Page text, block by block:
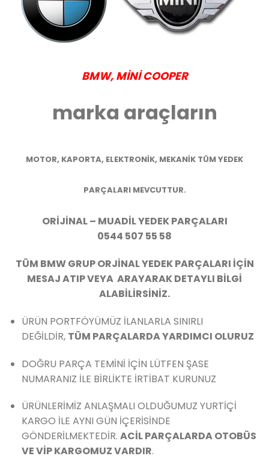
BMW, MİNİ COOPER
marka araçların
MOTOR, KAPORTA, ELEKTRONİK, MEKANİK TÜM YEDEK
PARÇALARI MEVCUTTUR.
ORİJİNAL – MUADİL YEDEK PARÇALARI
0544 507 55 58
TÜM BMW GRUP ORJİNAL YEDEK PARÇALARI İÇİN
MESAJ ATIP VEYA ARAYARAK DETAYLI BİLGİ
ALABİLİRSİNİZ.
ÜRÜN PORTFÖYÜMÜZ İLANLARLA SINIRLI
DEĞİLDİR, TÜM PARÇALARDA YARDIMCI OLURUZ
DOĞRU PARÇA TEMİNİ İÇİN LÜTFEN ŞASE
NUMARANIZ İLE BİRLİKTE İRTİBAT KURUNUZ
ÜRÜNLERİMİZ ANLAŞMALI OLDUĞUMUZ YURTİÇİ
KARGO İLE AYNI GÜN İÇERİSİNDE
GÖNDERİLMEKTEDİR. ACİL PARÇALARDA OTOBÜS
VE VİP KARGOMUZ VARDIR.